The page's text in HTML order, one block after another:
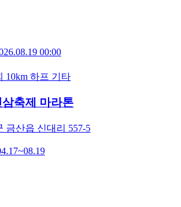
00:00
10km 하프 기타
축제 마라톤
금산읍 신대리 557-5